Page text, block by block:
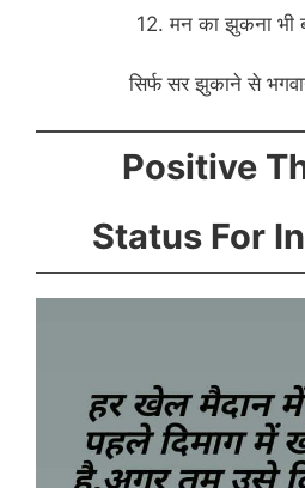
12. मन का झुकना भी
सिर्फ सर झुकाने से
Positive
Status For